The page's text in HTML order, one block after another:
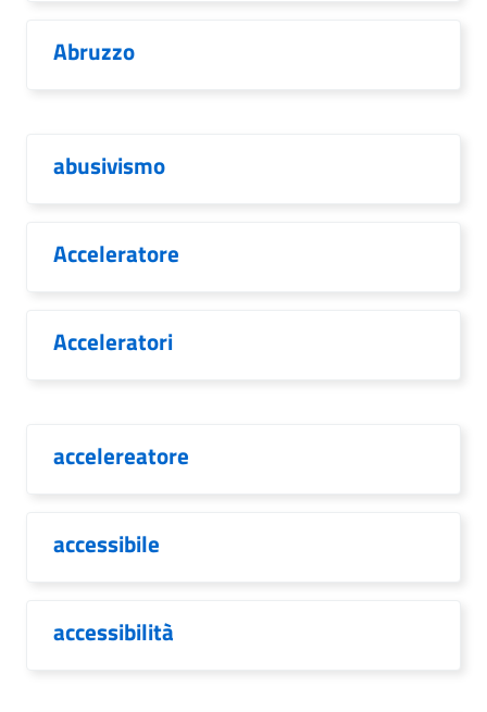
Abruzzo
abusivismo
Acceleratore
Acceleratori
accelereatore
accessibile
accessibilità